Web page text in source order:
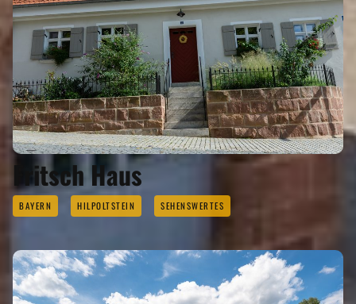
Fritsch Haus
BAYERN HILPOLTSTEIN SEHENSWERTES